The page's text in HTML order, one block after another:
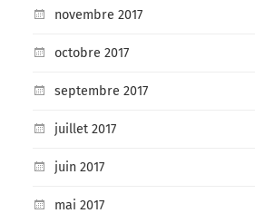
novembre 2017
octobre 2017
septembre 2017
juillet 2017
juin 2017
mai 2017